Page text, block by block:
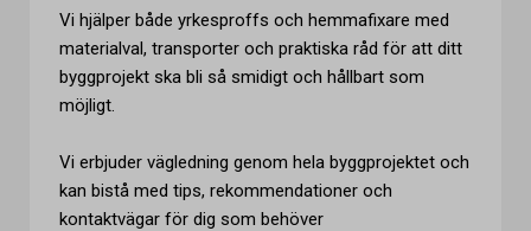
Vi hjälper både yrkesproffs och hemmafixare med
materialval, transporter och praktiska råd för att ditt
byggprojekt ska bli så smidigt och hållbart som
möjligt.
Vi erbjuder vägledning genom hela byggprojektet och
kan bistå med tips, rekommendationer och
kontaktvägar för dig som behöver